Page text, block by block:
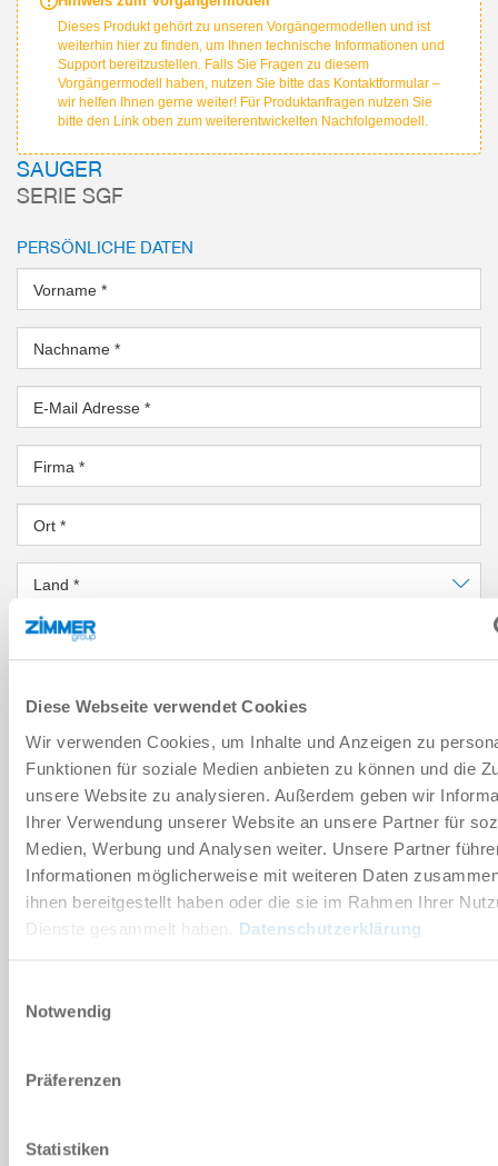
Diese Webseite verwendet Cookies
Wir verwenden Cookies, um Inhalte und Anzeigen zu
Funktionen für soziale Medien anbieten zu können und die
unsere Website zu analysieren. Außerdem geben wir
Ihrer Verwendung unserer Website an unsere Partner für
Medien, Werbung und Analysen weiter. Unsere Partner
Informationen möglicherweise mit weiteren Daten
ihnen bereitgestellt haben oder die sie im Rahmen Ihrer
Dienste gesammelt haben. Datenschutzerklärung
Notwendig
Präferenzen
Statistiken
Dieses Produkt gehört zu unseren Vorgängermodellen und ist
weiterhin hier zu finden, um Ihnen technische Informationen und
Support bereitzustellen. Falls Sie Fragen zu diesem
Vorgängermodell haben, nutzen Sie bitte das Kontaktformular –
wir helfen Ihnen gerne weiter! Für Produktanfragen nutzen Sie
bitte den Link oben zum weiterentwickelten Nachfolgemodell.
SAUGER
SERIE SGF
PERSÖNLICHE DATEN
Vorname *
Nachname *
E-Mail Adresse *
Firma *
Ort *
Land *
*
Bundesland*
NACHRICHT
Nachricht*
Sicherheitsabfrage
diese.*
ANFRAGE SENDEN